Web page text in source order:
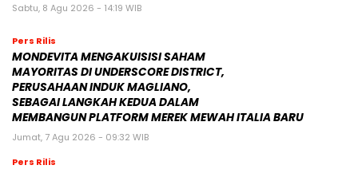
Sabtu, 8 Agu 2026 - 14:19 WIB
Pers Rilis
MONDEVITA MENGAKUISISI SAHAM
MAYORITAS DI UNDERSCORE DISTRICT,
PERUSAHAAN INDUK MAGLIANO,
SEBAGAI LANGKAH KEDUA DALAM
MEMBANGUN PLATFORM MEREK MEWAH ITALIA BARU
Jumat, 7 Agu 2026 - 09:32 WIB
Pers Rilis